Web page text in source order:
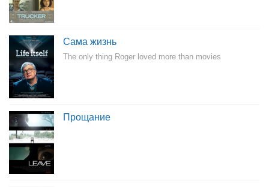
Сама жизнь
The only thing Roger loved more than movies
Прощание